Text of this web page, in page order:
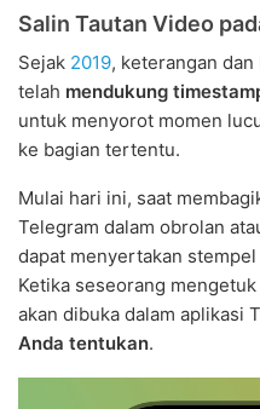
Salin Tautan Video
Sejak 2019, keterangan
telah mendukung
untuk menyorot momen
ke bagian tertentu.
Mulai hari ini, saat
Telegram dalam obrolan
dapat menyertakan
Ketika seseorang
akan dibuka dalam aplikasi
Anda tentukan.